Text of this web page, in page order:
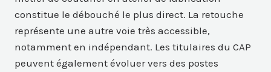
constitue le débouché le plus direct. La retouche
représente une autre voie très accessible,
notamment en indépendant. Les titulaires du CAP
peuvent également évoluer vers des postes